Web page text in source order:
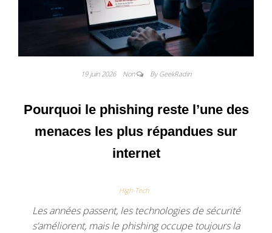
19 juin 2026 Non By GeekRadin
Pourquoi le phishing reste l’une des
menaces les plus répandues sur
internet
High-Tech
Les années passent, les technologies de sécurité
s’améliorent, mais le phishing occupe toujours la